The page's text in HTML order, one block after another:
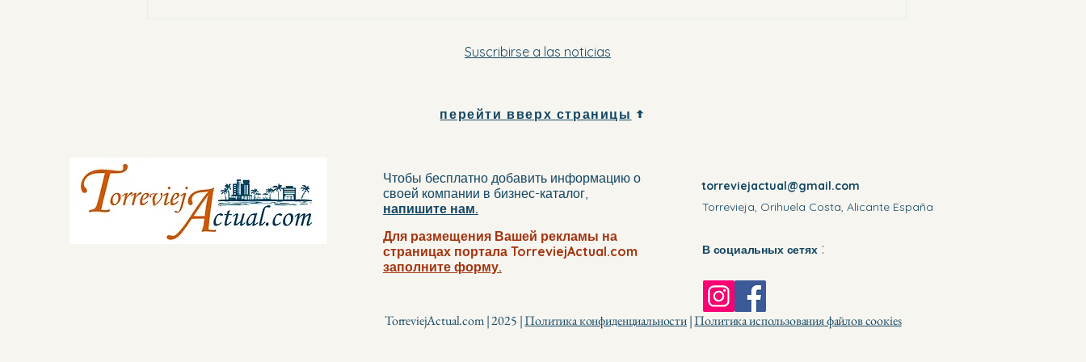
Suscribirse a las noticias
перейти вверх страницы
Чтобы бесплатно добавить информацию о
своей компании в бизнес-каталог,
напишите нам.
Для размещения Вашей рекламы на
страницах портала TorreviejActual.com
заполните форму.
TorreviejActual.com | 2025 |Политика конфиденциальности|Политика использования файлов соокіеѕ
torreviejactual@gmail.com
Torrevieja, Orihuela Costa, Alicante España
В социальных сетях: